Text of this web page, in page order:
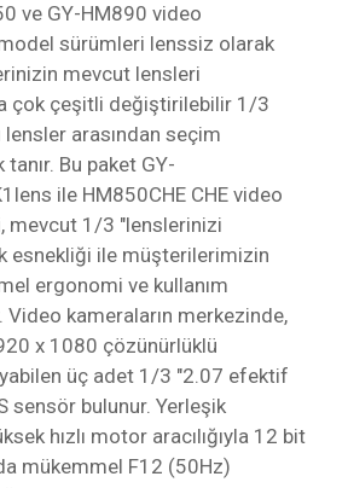
ve GY-HM890 video
sürümleri lenssiz olarak
mevcut lensleri
çok çeşitli değiştirilebilir 1/3
arasından seçim
Bu paket GY-
ile HM850CHE CHE video
mevcut 1/3 "lenslerinizi
esnekliği ile müşterilerimizin
ergonomi ve kullanım
kameraların merkezinde,
x 1080 çözünürlüklü
üç adet 1/3 "2.07 efektif
sensör bulunur. Yerleşik
hızlı motor aracılığıyla 12 bit
mükemmel F12 (50Hz)